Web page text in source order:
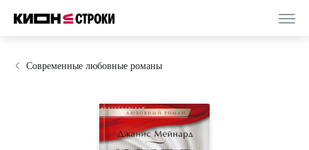
Современные любовные романы